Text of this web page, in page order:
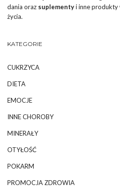
dania oraz suplementyi inne produkty
życia.
KATEGORIE
CUKRZYCA
DIETA
EMOCJE
INNE CHOROBY
MINERAŁY
OTYŁOŚĆ
POKARM
PROMOCJA ZDROWIA